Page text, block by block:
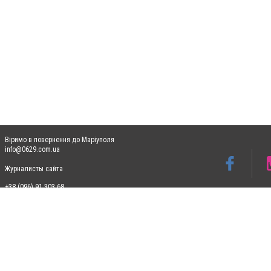
Віримо в повернення до Маріуполя
info@0629.com.ua
Журналисты сайта
+38 (096) 91 303 68